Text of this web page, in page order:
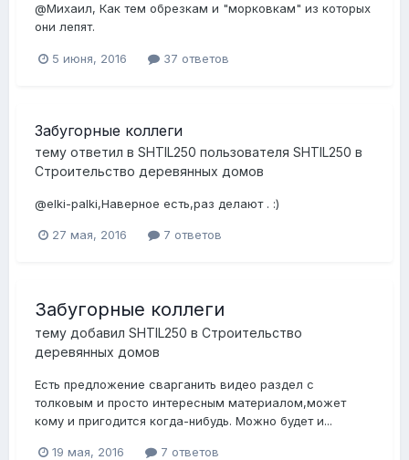
@Михаил, Как тем обрезкам и "морковкам" из которых
они лепят.
5 июня, 2016 37 ответов
Забугорные коллеги
тему ответил в SHTIL250 пользователя SHTIL250 в
Строительство деревянных домов
@elki-palki,Наверное есть,раз делают . :)
27 мая, 2016 7 ответов
Забугорные коллеги
тему добавил SHTIL250 в Строительство
деревянных домов
Есть предложение сварганить видео раздел с
толковым и просто интересным материалом,может
кому и пригодится когда-нибудь. Можно будет и...
19 мая, 2016 7 ответов